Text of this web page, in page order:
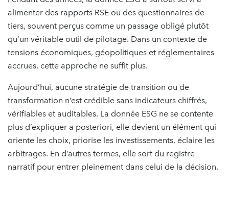
alimenter des rapports RSE ou des questionnaires de
tiers, souvent perçus comme un passage obligé plutôt
qu’un véritable outil de pilotage. Dans un contexte de
tensions économiques, géopolitiques et réglementaires
accrues, cette approche ne suffit plus.​
Aujourd’hui, aucune stratégie de transition ou de
transformation n’est crédible sans indicateurs chiffrés,
vérifiables et auditables. La donnée ESG ne se contente
plus d’expliquer a posteriori, elle devient un élément qui
oriente les choix, priorise les investissements, éclaire les
arbitrages. En d’autres termes, elle sort du registre
narratif pour entrer pleinement dans celui de la décision.​